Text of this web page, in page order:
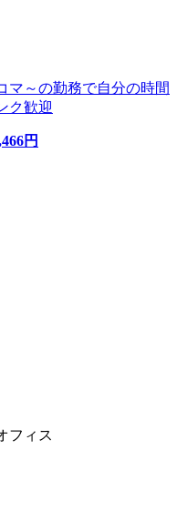
マ～の勤務で自分の時間
ク歓迎
円
フィス